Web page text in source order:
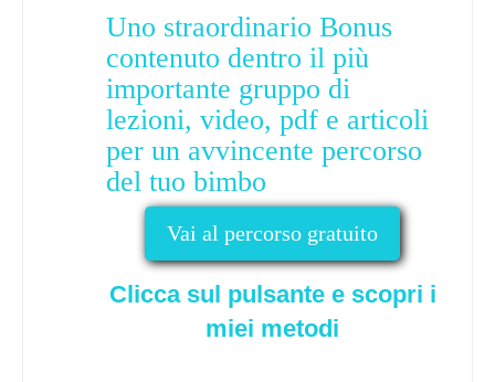
Uno straordinario Bonus
contenuto dentro il più
importante gruppo di
lezioni, video, pdf e articoli
per un avvincente percorso
del tuo bimbo
Vai al percorso gratuito
Clicca sul pulsante e scopri i
miei metodi